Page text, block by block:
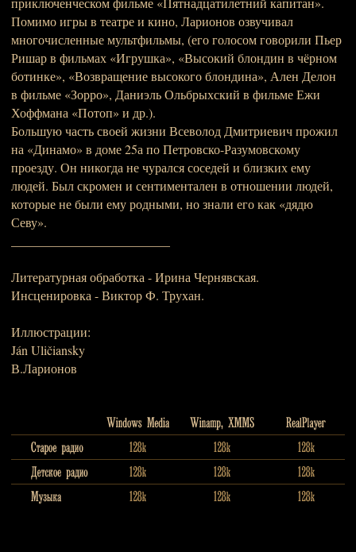
Помимо игры в театре и кино, Ларионов озвучивал
многочисленные мультфильмы, (его голосом говорили Пьер
Ришар в фильмах «Игрушка», «Высокий блондин в чёрном
ботинке», «Возвращение высокого блондина», Ален Делон
в фильме «Зорро», Даниэль Ольбрыхский в фильме Ежи
Хоффмана «Потоп» и др.).
Большую часть своей жизни Всеволод Дмитриевич прожил
на «Динамо» в доме 25а по Петровско-Разумовскому
проезду. Он никогда не чурался соседей и близких ему
людей. Был скромен и сентиментален в отношении людей,
которые не были ему родными, но знали его как «дядю
Севу».
Литературная обработка - Ирина Чернявская.
Инсценировка - Виктор Ф. Трухан.
Иллюстрации:
Ján Uličiansky
В.Ларионов